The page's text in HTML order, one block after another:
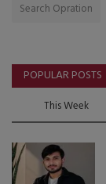
Search Opration
POPULAR POSTS
This Week